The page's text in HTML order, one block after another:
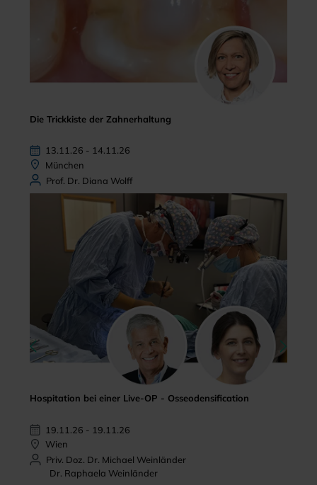
Die Trickkiste der Zahnerhaltung
13.11.26 - 14.11.26
München
Prof. Dr. Diana Wolff
Hospitation bei einer Live-OP - Osseodensification
19.11.26 - 19.11.26
Wien
Priv. Doz. Dr. Michael Weinländer
Dr. Raphaela Weinländer